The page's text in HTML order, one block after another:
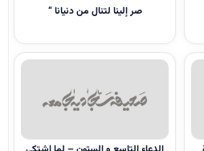
صر إلينا لتنال من دنيانا “